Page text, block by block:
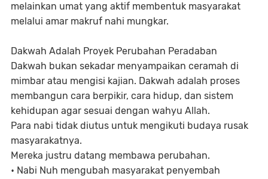
melainkan umat yang aktif membentuk masyarakat
melalui amar makruf nahi mungkar.
Dakwah Adalah Proyek Perubahan Peradaban
Dakwah bukan sekadar menyampaikan ceramah di
mimbar atau mengisi kajian. Dakwah adalah proses
membangun cara berpikir, cara hidup, dan sistem
kehidupan agar sesuai dengan wahyu Allah.
Para nabi tidak diutus untuk mengikuti budaya rusak
masyarakatnya.
Mereka justru datang membawa perubahan.
• Nabi Nuh mengubah masyarakat penyembah